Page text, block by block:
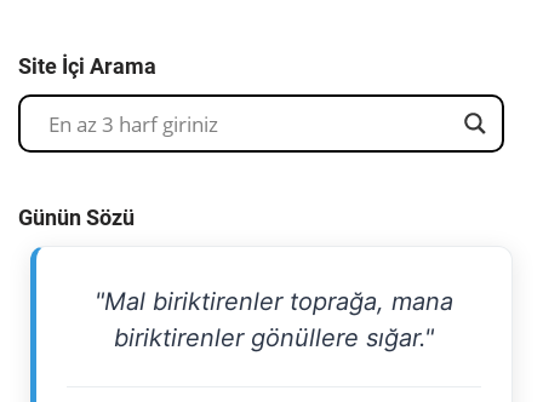
Site İçi Arama
Günün Sözü
"Mal biriktirenler toprağa, mana
biriktirenler gönüllere sığar."